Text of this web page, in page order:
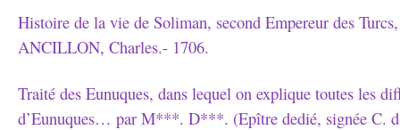
Histoire de la vie de Soliman, second Empereur des
ANCILLON, Charles.- 1706.
Traité des Eunuques, dans lequel on explique toutes les
d’Eunuques… par M***. D***. (Epître dedié, signée C.